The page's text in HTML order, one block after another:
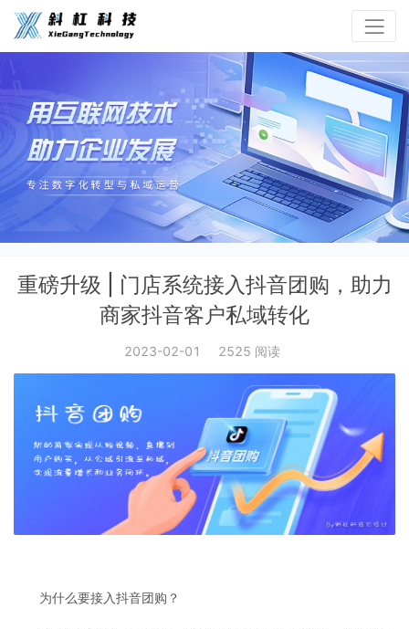
重磅升级 | 门店系统接入抖音团购，助力
商家抖音客户私域转化
2023-02-01 2525 阅读
为什么要接入抖音团购？